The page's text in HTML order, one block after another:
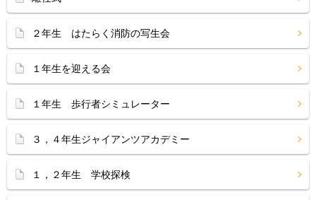
２年生 はたらく消防の写生会
１年生を迎える会
１年生 歩行者シミュレーター
３，４年生ジャイアンツアカデミー
１，２年生 学校探検